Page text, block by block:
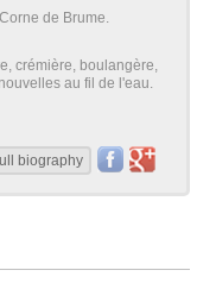
de Brume.
crémière, boulangère,
au fil de l'eau.
biography